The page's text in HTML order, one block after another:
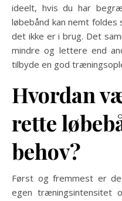
ideelt, hvis du har
løbebånd kan nemt
det ikke er i brug. Det
mindre og lettere end
tilbyde en god
Hvordan
rette
behov?
Først og fremmest er
egen træningsintensitet